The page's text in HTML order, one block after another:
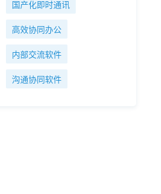
国产化即时通讯
高效协同办公
内部交流软件
沟通协同软件